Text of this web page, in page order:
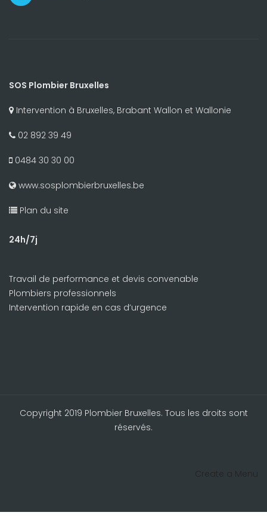
SOS Plombier Bruxelles
Intervention à Bruxelles, Brabant Wallon et Wallonie
02 892 39 49
0484 30 30 00
www.sosplombierbruxelles.be
Plan du site
24h/7j
Travail de performance et devis convenable
Plombiers professionnels
Intervention rapide en cas d’urgence
Copyright 2019 Plombier Bruxelles. Tous les droits sont
réservés.
Create a Menu